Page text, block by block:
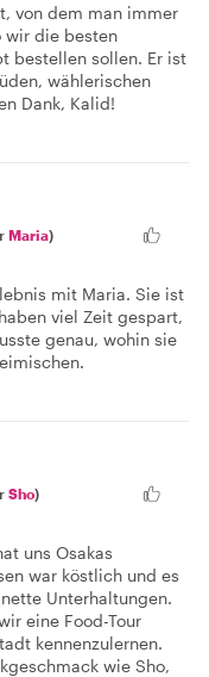
von dem man immer
wir die besten
bestellen sollen. Er ist
wählerischen
Dank, Kalid!
Maria)
mit Maria. Sie ist
viel Zeit gespart,
genau, wohin sie
Sho)
uns Osakas
war köstlich und es
Unterhaltungen.
eine Food-Tour
kennenzulernen.
wie Sho,